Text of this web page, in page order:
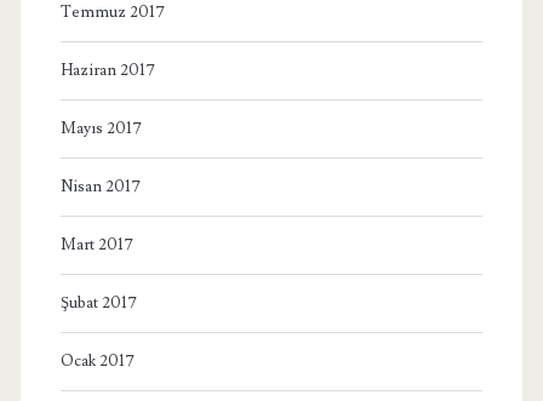
Temmuz 2017
Haziran 2017
Mayıs 2017
Nisan 2017
Mart 2017
Şubat 2017
Ocak 2017